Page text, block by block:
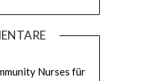
Nurses für